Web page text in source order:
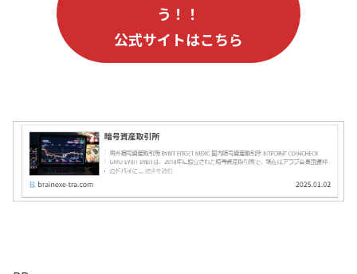
う！！
公式サイトはこちら